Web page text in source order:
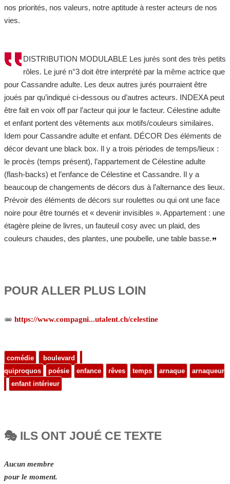
nos priorités, nos valeurs, notre aptitude à rester acteurs de nos
vies.
DISTRIBUTION MODULABLE Les jurés sont des très petits
rôles. Le juré n°3 doit être interprété par la même actrice que
pour Cassandre adulte. Les deux autres jurés pourraient être
joués par qu’indiqué ci-dessous ou d’autres acteurs. INDEXA peut
être fait en voix off par l’acteur qui jour le facteur. Célestine adulte
et enfant portent des vêtements aux motifs/couleurs similaires.
Idem pour Cassandre adulte et enfant. DÉCOR Des éléments de
décor devant une black box. Il y a trois périodes de temps/lieux :
le procès (temps présent), l’appartement de Célestine adulte
(flash-backs) et l’enfance de Célestine et Cassandre. Il y a
beaucoup de changements de décors dus à l’alternance des lieux.
Prévoir des éléments de décors sur roulettes ou qui ont une face
noire pour être tournés et « devenir invisibles ». Appartement : une
étagère pleine de livres, un fauteuil cosy avec un plaid, des
couleurs chaudes, des plantes, une poubelle, une table basse.
POUR ALLER PLUS LOIN
https://www.compagni...utalent.ch/celestine
comédie
boulevard
quiproquos
poésie enfance rêves temps arnaque
arnaqueur
enfant intérieur
🎭 ILS ONT JOUÉ CE TEXTE
Aucun membre
pour le moment.